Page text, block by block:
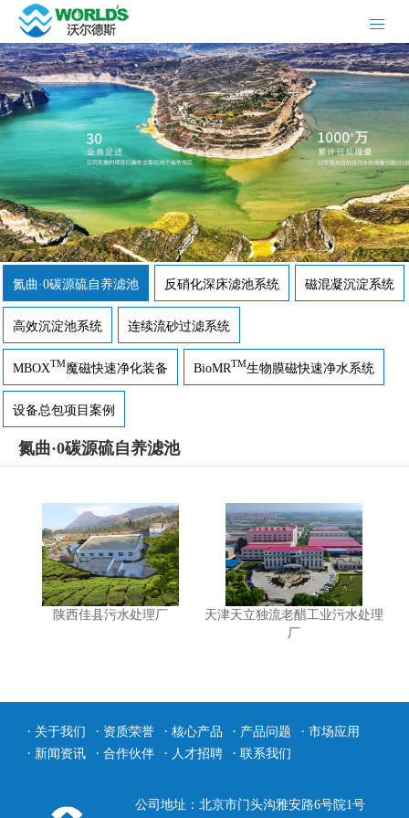
氮曲·0碳源硫自养滤池 反硝化深床滤池系统 磁混凝沉淀系统
高效沉淀池系统 连续流砂过滤系统
MBOXTM魔磁快速净化装备 BioMRTM生物膜磁快速净水系统
设备总包项目案例
氮曲·0碳源硫自养滤池
陕西佳县污水处理厂
天津天立独流老醋工业污水处理
厂
· 关于我们 · 资质荣誉 · 核心产品 · 产品问题 · 市场应用
· 新闻资讯 · 合作伙伴 · 人才招聘 · 联系我们
公司地址：北京市门头沟雅安路6号院1号